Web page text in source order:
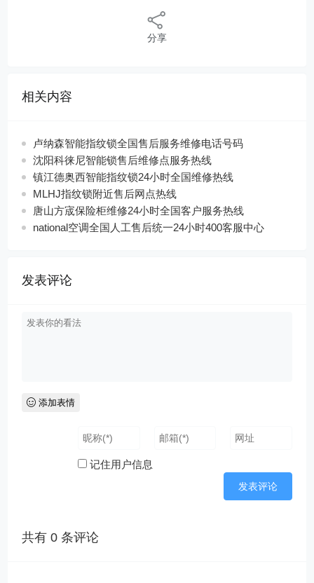
分享
相关内容
卢纳森智能指纹锁全国售后服务维修电话号码
沈阳科徕尼智能锁售后维修点服务热线
镇江德奥西智能指纹锁24小时全国维修热线
MLHJ指纹锁附近售后网点热线
唐山方宬保险柜维修24小时全国客户服务热线
national空调全国人工售后统一24小时400客服中心
发表评论
添加表情
记住用户信息
共有0 条评论